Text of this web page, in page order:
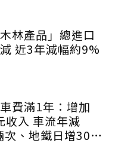
林產品」總進口
近3年減幅約9%
費滿1年：增加
收入 車流年減
、地鐵日增30萬